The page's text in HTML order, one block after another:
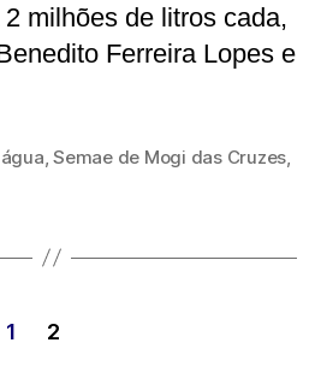
milhões de litros cada,
Ferreira Lopes e
,Semae de Mogi das Cruzes,
1 2